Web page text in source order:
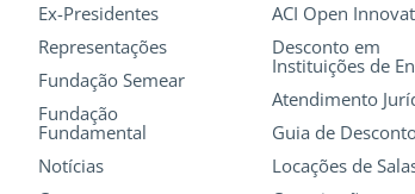
Ex-Presidentes
Representações
Fundação Semear
Fundação
Fundamental
Notícias
ACI Open
Desconto em
Instituições de
Atendimento
Guia de
Locações de